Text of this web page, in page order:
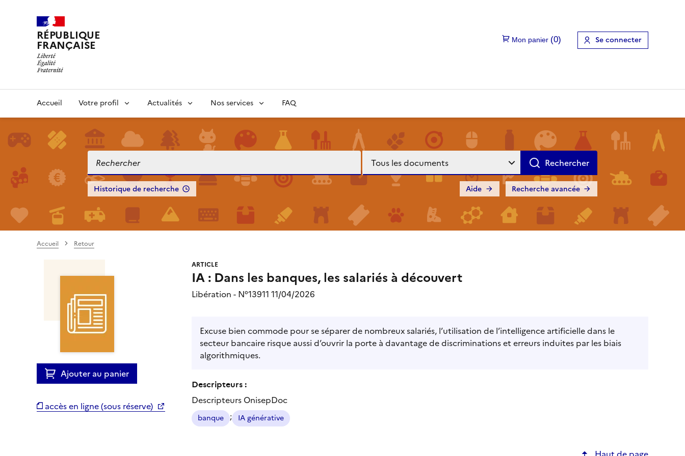
RÉPUBLIQUE
FRANÇAISE Se connecter
Accueil Votre profil Actualités Nos services FAQ
Historique de recherche Recherche avancée
Aide
Accueil Retour
Ajouter au panier
accès en ligne (sous réserve)
ARTICLE
IA : Dans les banques, les salariés à découvert
Libération - N°13911 11/04/2026
Excuse bien commode pour se séparer de nombreux salariés, l’utilisation de l’intelligence artificielle dans le
secteur bancaire risque aussi d’ouvrir la porte à davantage de discriminations et erreurs induites par les biais
algorithmiques.
Descripteurs :
Descripteurs OnisepDoc
banque ; IA générative